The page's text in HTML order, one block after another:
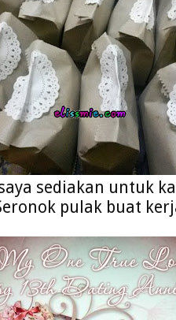
sediakan untuk
pulak buat